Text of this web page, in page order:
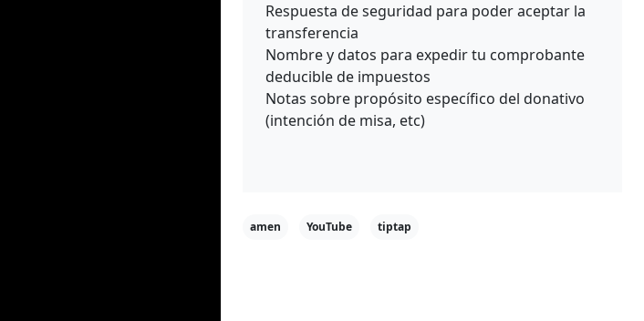
Respuesta de seguridad para poder aceptar la
transferencia
Nombre y datos para expedir tu comprobante
deducible de impuestos
Notas sobre propósito específico del donativo
(intención de misa, etc)
amen YouTube tiptap